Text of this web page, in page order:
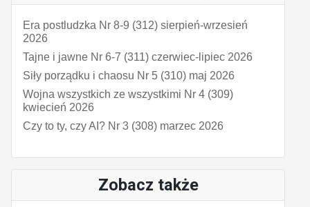
Era postludzka Nr 8-9 (312) sierpień-wrzesień
2026
Tajne i jawne Nr 6-7 (311) czerwiec-lipiec 2026
Siły porządku i chaosu Nr 5 (310) maj 2026
Wojna wszystkich ze wszystkimi Nr 4 (309)
kwiecień 2026
Czy to ty, czy AI? Nr 3 (308) marzec 2026
Zobacz także